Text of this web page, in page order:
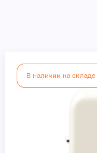
В наличии на складе